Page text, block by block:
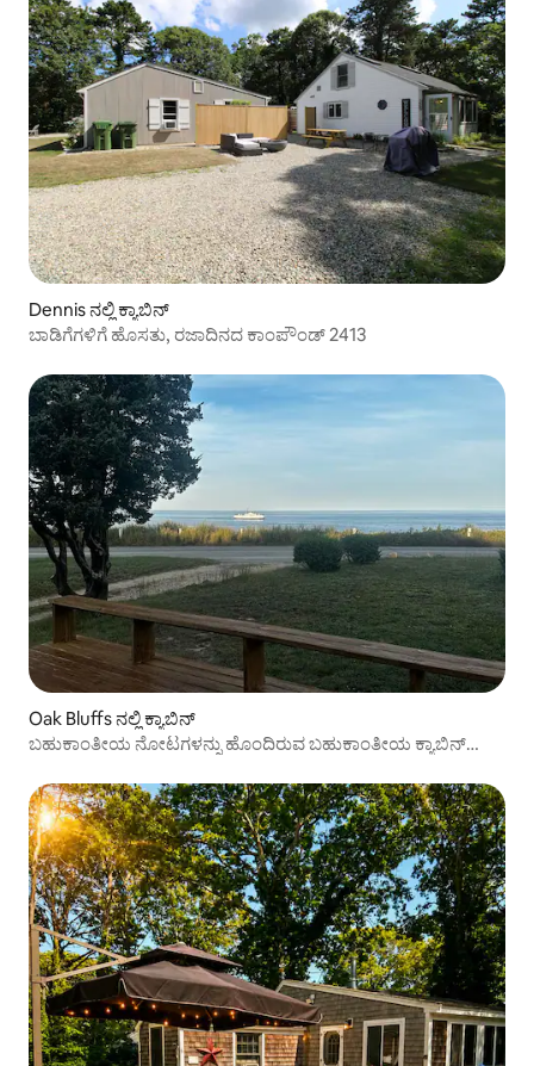
Dennis ನಲ್ಲಿ ಕ್ಯಾಬಿನ್
ಬಾಡಿಗೆಗಳಿಗೆ ಹೊಸತು, ರಜಾದಿನದ ಕಾಂಪೌಂಡ್ 2413
Oak Bluffs ನಲ್ಲಿ ಕ್ಯಾಬಿನ್
ಬಹುಕಾಂತೀಯ ನೋಟಗಳನ್ನು ಹೊಂದಿರುವ ಬಹುಕಾಂತೀಯ ಕ್ಯಾಬಿನ್